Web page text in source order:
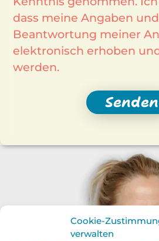
Cookie-
verwalten
dass meine Angaben
Beantwortung meiner
elektronisch erhoben
werden.
Senden